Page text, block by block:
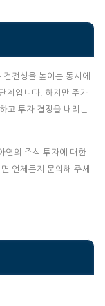
전성을 높이는 동시에
계입니다. 하지만 주가
고 투자 결정을 내리는
연의 주식 투자에 대한
언제든지 문의해 주세